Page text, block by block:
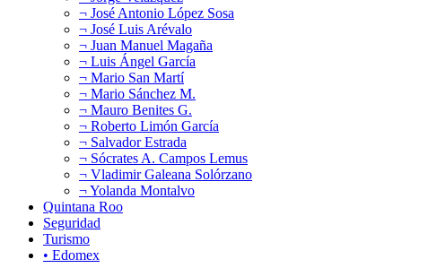
¬ José Antonio López Sosa
¬ José Luis Arévalo
¬ Juan Manuel Magaña
¬ Luis Ángel García
¬ Mario San Martí
¬ Mario Sánchez M.
¬ Mauro Benites G.
¬ Roberto Limón García
¬ Salvador Estrada
¬ Sócrates A. Campos Lemus
¬ Vladimir Galeana Solórzano
¬ Yolanda Montalvo
Quintana Roo
Seguridad
Turismo
• Edomex